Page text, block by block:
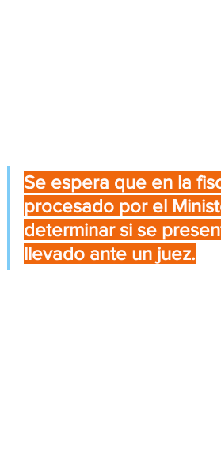
Se espera que en la
procesado por el
determinar si se
llevado ante un juez.